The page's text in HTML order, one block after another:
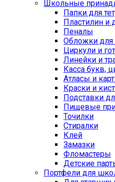
Школьные
Папки для
Пластилин и
Пеналы
Обложки для
Циркули и
Линейки и
Касса букв,
Атласы и
Краски и
Подставки
Пищевые
Точилки
Стиралки
Клей
Замазки
Фломастеры
Детские
Портфели для